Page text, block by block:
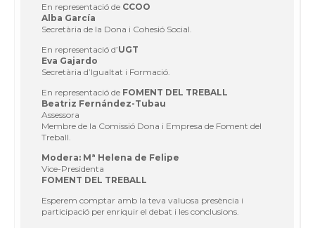
En representació de CCOO
Alba García
Secretària de la Dona i Cohesió Social.
En representació d’UGT
Eva Gajardo
Secretària d’Igualtat i Formació.
En representació de FOMENT DEL TREBALL
Beatriz Fernández-Tubau
Assessora
Membre de la Comissió Dona i Empresa de Foment del
Treball.
Modera: Mª Helena de Felipe
Vice-Presidenta
FOMENT DEL TREBALL
Esperem comptar amb la teva valuosa presència i
participació per enriquir el debat i les conclusions.